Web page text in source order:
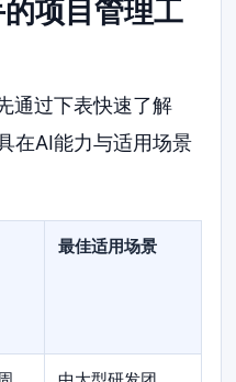
项目管理工
通过下表快速了解
在AI能力与适用场景
最佳适用场景